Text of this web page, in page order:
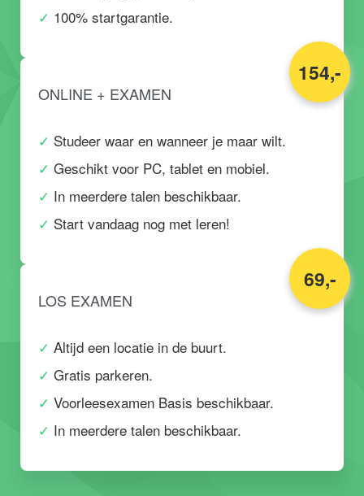
100% startgarantie.
154,-
ONLINE + EXAMEN
Studeer waar en wanneer je maar wilt.
Geschikt voor PC, tablet en mobiel.
In meerdere talen beschikbaar.
Start vandaag nog met leren!
69,-
LOS EXAMEN
Altijd een locatie in de buurt.
Gratis parkeren.
Voorleesexamen Basis beschikbaar.
In meerdere talen beschikbaar.